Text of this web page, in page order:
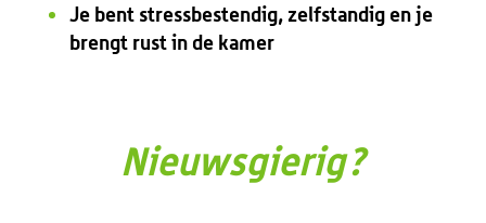
Je bent stressbestendig, zelfstandig en je
brengt rust in de kamer
Nieuwsgierig?